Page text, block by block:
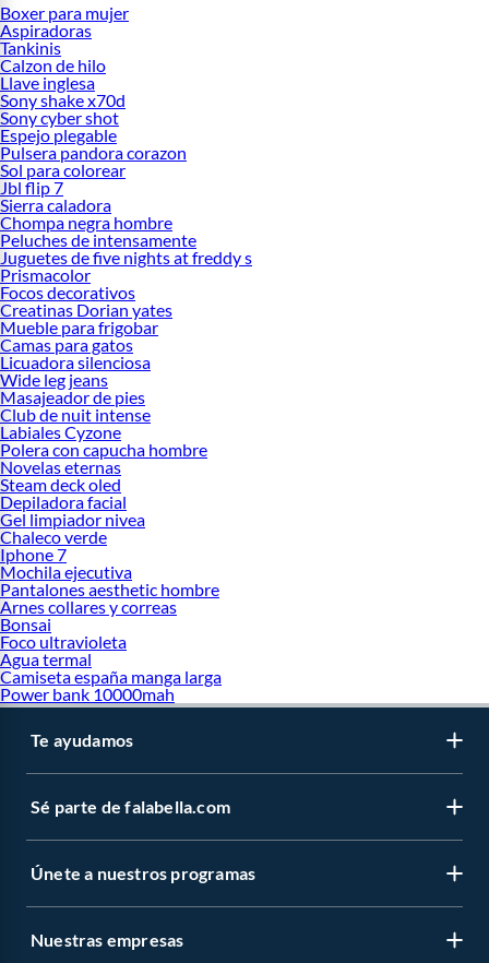
Boxer para mujer
Aspiradoras
Tankinis
Calzon de hilo
Llave inglesa
Sony shake x70d
Sony cyber shot
Espejo plegable
Pulsera pandora corazon
Sol para colorear
Jbl flip 7
Sierra caladora
Chompa negra hombre
Peluches de intensamente
Juguetes de five nights at freddy s
Prismacolor
Focos decorativos
Creatinas Dorian yates
Mueble para frigobar
Camas para gatos
Licuadora silenciosa
Wide leg jeans
Masajeador de pies
Club de nuit intense
Labiales Cyzone
Polera con capucha hombre
Novelas eternas
Steam deck oled
Depiladora facial
Gel limpiador nivea
Chaleco verde
Iphone 7
Mochila ejecutiva
Pantalones aesthetic hombre
Arnes collares y correas
Bonsai
Foco ultravioleta
Agua termal
Camiseta españa manga larga
Power bank 10000mah
Te ayudamos
Sé parte de falabella.com
Únete a nuestros programas
Nuestras empresas